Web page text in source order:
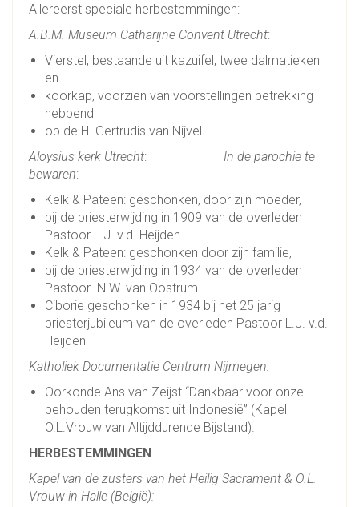
Allereerst speciale herbestemmingen:
A.B.M. Museum Catharijne Convent Utrecht:
Vierstel, bestaande uit kazuifel, twee dalmatieken
en
koorkap, voorzien van voorstellingen betrekking
hebbend
op de H. Gertrudis van Nijvel.
Aloysius kerk Utrecht: In de parochie te
bewaren:
Kelk & Pateen: geschonken, door zijn moeder,
bij de priesterwijding in 1909 van de overleden
Pastoor L.J. v.d. Heijden .
Kelk & Pateen: geschonken door zijn familie,
bij de priesterwijding in 1934 van de overleden
Pastoor N.W. van Oostrum.
Ciborie geschonken in 1934 bij het 25 jarig
priesterjubileum van de overleden Pastoor L.J. v.d.
Heijden
Katholiek Documentatie Centrum Nijmegen:
Oorkonde Ans van Zeijst “Dankbaar voor onze
behouden terugkomst uit Indonesië” (Kapel
O.L.Vrouw van Altijddurende Bijstand).
HERBESTEMMINGEN
Kapel van de zusters van het Heilig Sacrament & O.L.
Vrouw in Halle (België):